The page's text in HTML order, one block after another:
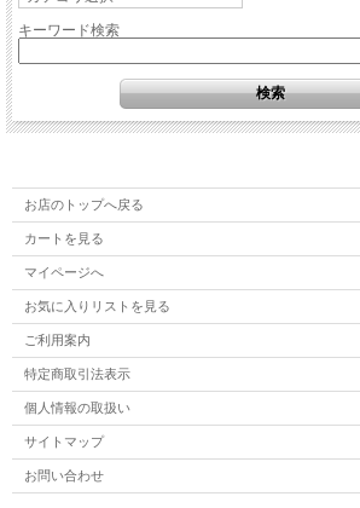
キーワード検索
お店のトップへ戻る
カートを見る
マイページへ
お気に入りリストを見る
ご利用案内
特定商取引法表示
個人情報の取扱い
サイトマップ
お問い合わせ